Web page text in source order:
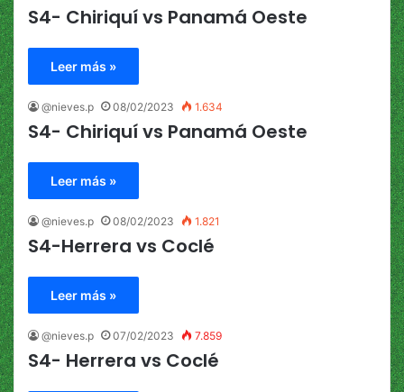
S4- Chiriquí vs Panamá Oeste
Leer más »
@nieves.p 08/02/2023 1.634
S4- Chiriquí vs Panamá Oeste
Leer más »
@nieves.p 08/02/2023 1.821
S4-Herrera vs Coclé
Leer más »
@nieves.p 07/02/2023 7.859
S4- Herrera vs Coclé